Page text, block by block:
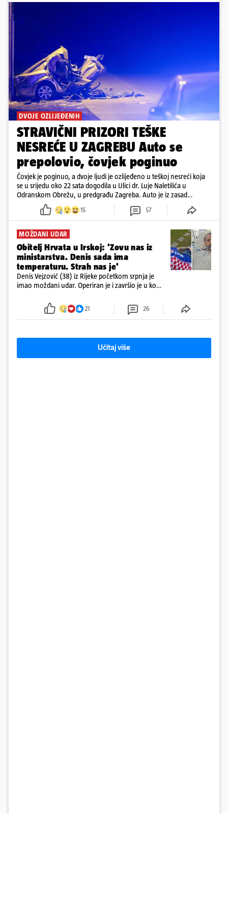
DVOJE OZLIJEĐENIH
STRAVIČNI PRIZORI TEŠKE
NESREĆE U ZAGREBU Auto se
prepolovio, čovjek poginuo
Čovjek je poginuo, a dvoje ljudi je ozlijeđeno u teškoj nesreći koja
se u srijedu oko 22 sata dogodila u Ulici dr. Luje Naletilića u
Odranskom Obrežu, u predgrađu Zagreba. Auto je iz zasad
neutvrđenih razloga sletio s kolnika, a od siline udara vozilo se
prepolovilo.
15 57
MOŽDANI UDAR
Obitelj Hrvata u Irskoj: 'Zovu nas iz
ministarstva. Denis sada ima
temperaturu. Strah nas je'
Denis Vejzović (38) iz Rijeke početkom srpnja je
imao moždani udar. Operiran je i završio je u komi.
tamošnji liječnici ne vjeruju u oporavak: 'Imamo
21 26
Učitaj više